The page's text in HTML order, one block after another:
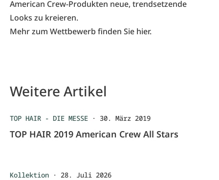
American Crew-Produkten neue, trendsetzende
Looks zu kreieren.
Mehr zum Wettbewerb finden Sie hier.
Weitere Artikel
TOP HAIR - DIE MESSE · 30. März 2019
TOP HAIR 2019 American Crew All Stars
Kollektion · 28. Juli 2026